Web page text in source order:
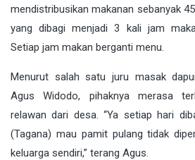
mendistribusikan makanan sebanyak
yang dibagi menjadi 3 kali jam
Setiap jam makan berganti menu.
Menurut salah satu juru masak
Agus Widodo, pihaknya merasa
relawan dari desa. “Ya setiap hari
(Tagana) mau pamit pulang tidak
keluarga sendiri,” terang Agus.